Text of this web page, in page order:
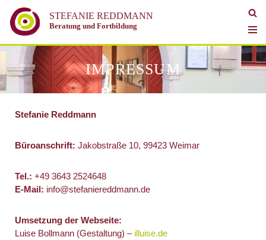
Zum
Inhalt
springen
STEFANIE REDDMANN
Beratung und Fortbildung
IMPRESSUM
Stefanie Reddmann
Büroanschrift: Jakobstraße 10, 99423 Weimar
Tel.: +49 3643 2524648
E-Mail: info@stefaniereddmann.de
Umsetzung der Webseite:
Luise Bollmann (Gestaltung) – illuise.de